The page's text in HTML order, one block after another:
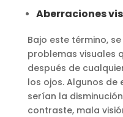
Aberraciones
Bajo este término,
problemas visuales
después de
los ojos. Algunos de
serían la
contraste, mala